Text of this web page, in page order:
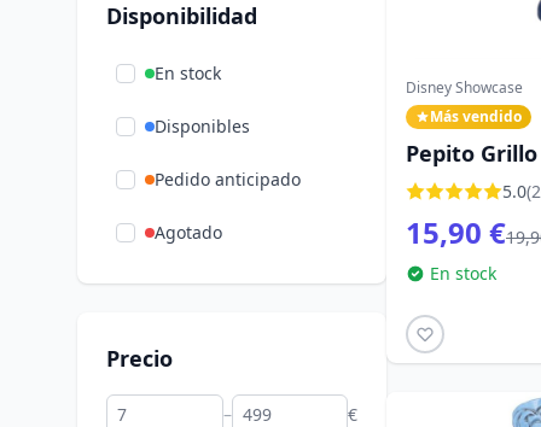
Disponibilidad
En stock
Disponibles
Pedido anticipado
Agotado
Precio
– €
Disney Showcase
Más vendido
Pepito
Showcase5.0
15,90 €
En stock